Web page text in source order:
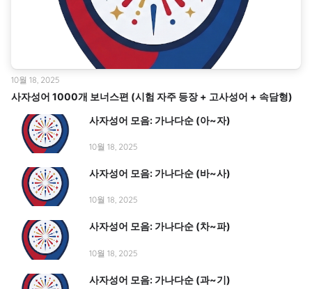
사자성어 1000개 보너스편 (시험 자주 등장 + 고사성어 + 속담형)
10월 18, 2025
사자성어 모음: 가나다순 (아~자)
10월 18, 2025
사자성어 모음: 가나다순 (바~사)
10월 18, 2025
사자성어 모음: 가나다순 (차~파)
10월 18, 2025
사자성어 모음: 가나다순 (과~기)